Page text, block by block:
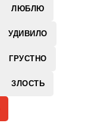
ЛЮБЛЮ
УДИВИЛО
ГРУСТНО
ЗЛОСТЬ